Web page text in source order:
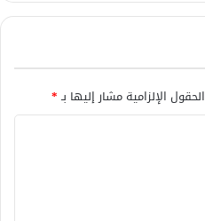
الحقول الإلزامية مشار إليها بـ*